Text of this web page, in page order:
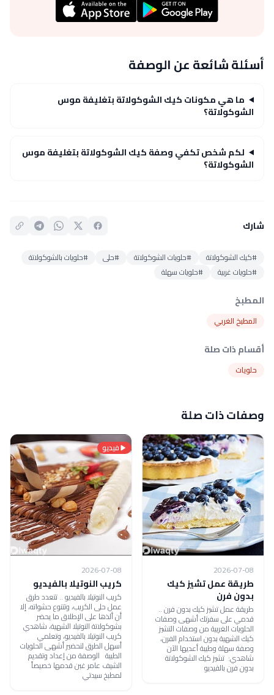
أسئلة شائعة عن الوصفة
ما هي مكونات كيك الشوكولاتة بتغليفة موس
الشوكولاتة؟
لكم شخص تكفي وصفة كيك الشوكولاتة بتغليفة موس
الشوكولاتة؟
شارك
#كيك الشوكولاتة #حلويات الشوكولاتة #حلى
#حلويات بالشوكولاتة
#حلويات غربية
#حلويات سهلة
المطبخ
المطبخ الغربي
أقسام ذات صلة
حلويات
وصفات ذات صلة
2026-07-08
طريقة عمل تشيز كيك
بدون فرن
طريقة عمل تشيز كيك بدون فرن ..
قدمي على سفرتك أشهى وصفات
الحلويات الغربية من وصفات التشيز
كيك الشهية بدون استخدام الفرن،
وصفة سهلة وطيبة أعديها الآن
شاهدي: تشيز كيك الشوكولاتة
بدون فرن بالفيديو
فيديو
2026-07-08
كريب النوتيلا بالفيديو
كريب النوتيلا بالفيديو .. تتعدد طرق
عمل حلى الكريب، وتتنوع حشواته، إلا
أن ألذها على الإطلاق ما يحضر
بشوكولاتة النوتيلا الشهية، شاهدي
كريب النوتيلا بالفيديو، وتعلمي
أسهل الطرق لتحضير أشهى الحلويات
الطيبة الوصفة من إعداد وتقديم
الشيف عامر غبن قدمها خصيصاً
لمطبخ سيدتي